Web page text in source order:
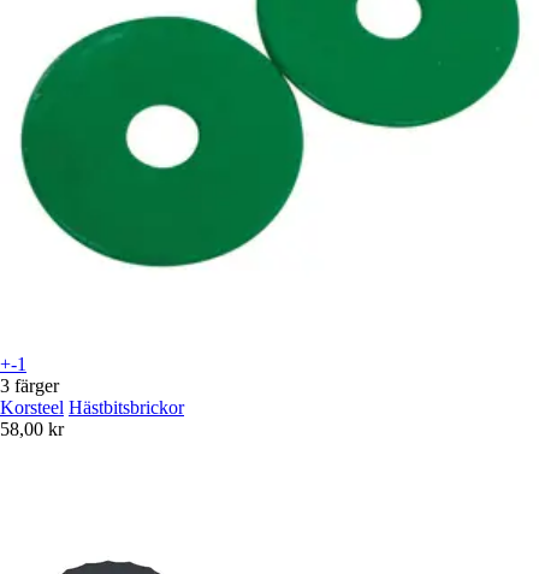
+-1
3 färger
Korsteel Hästbitsbrickor
58,00 kr